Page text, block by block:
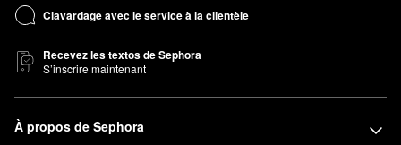
Clavardage avec le service à la clientèle
Recevez les textos de Sephora
S’inscrire maintenant
À propos de Sephora